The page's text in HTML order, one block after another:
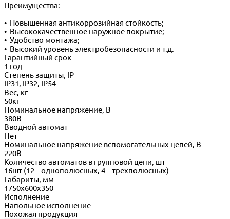
Преимущества:
• Повышенная антикоррозийная стойкость;
• Высококачественное наружное покрытие;
• Удобство монтажа;
• Высокий уровень электробезопасности и т.д.
Гарантийный срок
1 год
Степень защиты, IP
IP31, IP32, IP54
Вес, кг
50кг
Номинальное напряжение, В
380В
Вводной автомат
Нет
Номинальное напряжение вспомогательных цепей, В
220В
Количество автоматов в групповой цепи, шт
16шт (12 – однополюсных, 4 – трехполюсных)
Габариты, мм
1750х600х350
Исполнение
Напольное исполнение
Похожая продукция